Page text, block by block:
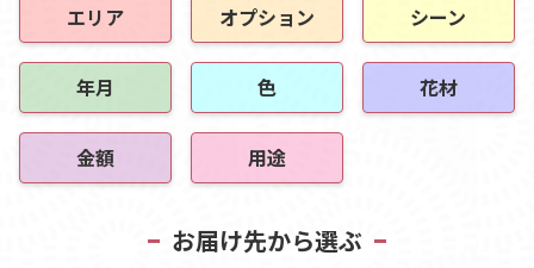
エリア オプション シーン
年月 色 花材
金額 用途
お届け先から選ぶ